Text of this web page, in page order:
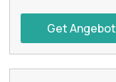
Get Angebot